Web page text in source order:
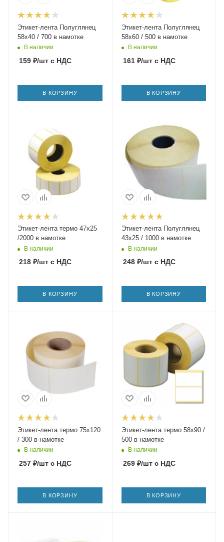
Этикет-лента Полуглянец
58х40 / 700 в намотке
В наличии
159 ₽/шт с НДС
В КОРЗИНУ
Этикет-лента Полуглянец
58х60 / 500 в намотке
В наличии
161₽/штс НДС
В КОРЗИНУ
Этикет-лента термо 47х25
/2000 в намотке
В наличии
218 ₽/шт с НДС
В КОРЗИНУ
Этикет-лента Полуглянец
43х25 / 1000 в намотке
В наличии
248₽/штс НДС
В КОРЗИНУ
Этикет-лента термо 75х120
/ 300 в намотке
В наличии
257 ₽/шт с НДС
В КОРЗИНУ
Этикет-лента термо 58х90 /
500 в намотке
В наличии
269₽/штс НДС
В КОРЗИНУ